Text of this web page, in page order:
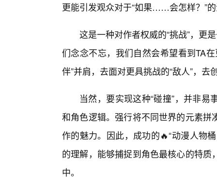
更能引发观众对于“如果……会怎样？”
这是一种对作者权威的“挑战”，更
们念念不忘，我们自然会希望看到TA
伴”并肩，去面对更具挑战的“敌人”，去
当然，要实现这种“碰撞”，并非
和角色逻辑。强行将不同世界的元素
作的魅力。因此，成功的🔥“动漫人物
的理解，能够捕捉到角色最核心的特
中。